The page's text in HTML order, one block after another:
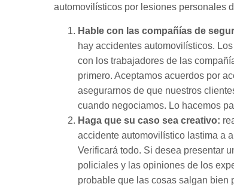
automovilísticos por lesiones personales
Hable con las compañías de
hay accidentes automovilísticos.
con los trabajadores de las
primero. Aceptamos acuerdos por
asegurarnos de que nuestros
cuando negociamos. Lo hacemos
Haga que su caso sea creativo:
accidente automovilístico lastima a
Verificará todo. Si desea presentar
policiales y las opiniones de los
probable que las cosas salgan bien